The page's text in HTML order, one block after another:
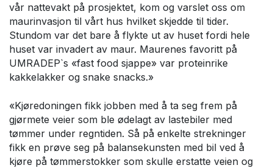
vår nattevakt på prosjektet, kom og varslet oss om
maurinvasjon til vårt hus hvilket skjedde til tider.
Stundom var det bare å flykte ut av huset fordi hele
huset var invadert av maur. Maurenes favoritt på
UMRADEP`s «fast food sjappe» var proteinrike
kakkelakker og snake snacks.»
«Kjøredoningen fikk jobben med å ta seg frem på
gjørmete veier som ble ødelagt av lastebiler med
tømmer under regntiden. Så på enkelte strekninger
fikk en prøve seg på balansekunsten med bil ved å
kjøre på tømmerstokker som skulle erstatte veien og